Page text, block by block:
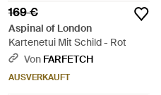
169 €
Aspinal of London
Kartenetui Mit Schild - Rot
Von FARFETCH
AUSVERKAUFT